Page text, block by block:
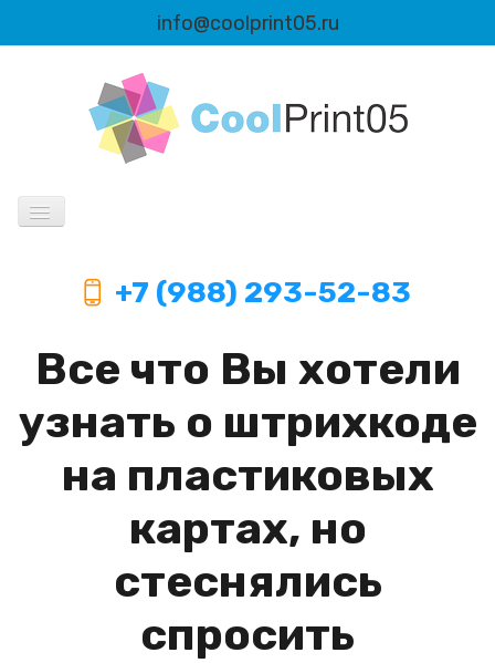
info@coolprint05.ru
Автоматизация
+7 (988) 293-52-83
Все что Вы хотели
узнать о штрихкоде
на пластиковых
картах, но
стеснялись
спросить